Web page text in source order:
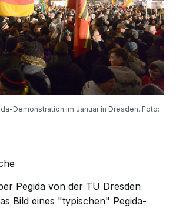
Demonstration im Januar in Dresden. Foto:
Pegida von der TU Dresden
Bild eines "typischen" Pegida-